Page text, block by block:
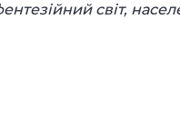
світ,